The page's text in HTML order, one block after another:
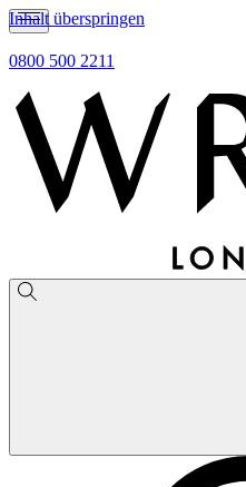
Inhalt überspringen
0800 500 2211